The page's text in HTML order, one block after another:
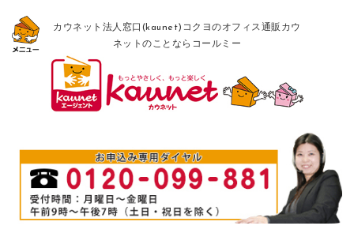
カウネット法人窓口(kaunet)コクヨのオフィス通販カウ
ネットのことならコールミー